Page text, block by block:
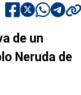
de un
Neruda de